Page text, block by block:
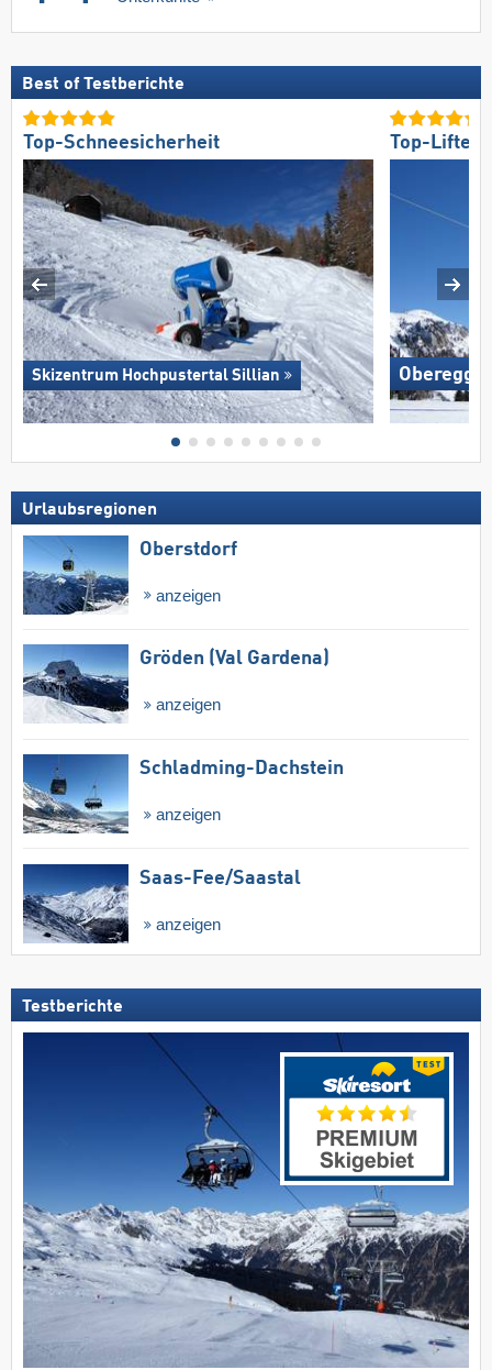
Best of Testberichte
Top-Schneesicherheit
Skizentrum Hochpustertal Sillian
Top-Lifte/
Urlaubsregionen
Oberstdorf
anzeigen
Gröden (Val Gardena)
anzeigen
Schladming-Dachstein
anzeigen
Saas-Fee/​Saastal
anzeigen
Testberichte